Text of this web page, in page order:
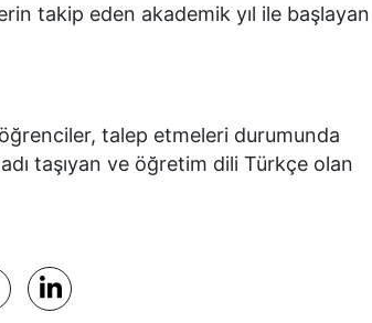
takip eden akademik yıl ile başlayan
öğrenciler, talep etmeleri durumunda
taşıyan ve öğretim dili Türkçe olan